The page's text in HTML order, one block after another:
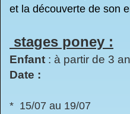
et la découverte de son
stages poney :
Enfant : à partir de 3
Date :
* 15/07 au 19/07